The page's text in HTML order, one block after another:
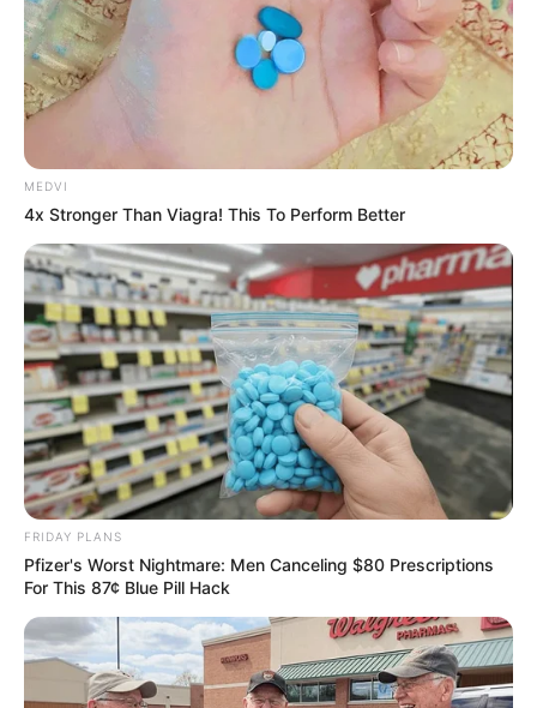
MEDVI
4x Stronger Than Viagra! This To Perform Better
FRIDAY PLANS
Pfizer's Worst Nightmare: Men Canceling $80 Prescriptions
For This 87¢ Blue Pill Hack